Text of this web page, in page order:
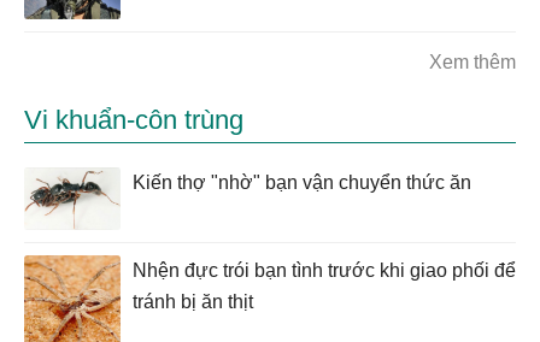
Xem thêm
Vi khuẩn-côn trùng
Kiến thợ "nhờ" bạn vận chuyển thức ăn
Nhện đực trói bạn tình trước khi giao phối để
tránh bị ăn thịt